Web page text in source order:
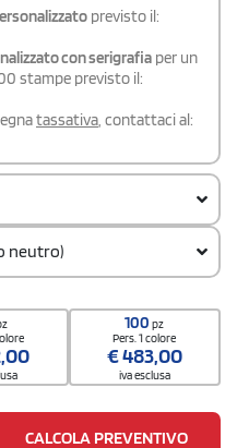
previsto il:
con serigrafia per un
stampe previsto il:
tassativa, contattaci al:
neutro)
100pz
Pers. 1 colore
€483,00
iva esclusa
CALCOLA PREVENTIVO